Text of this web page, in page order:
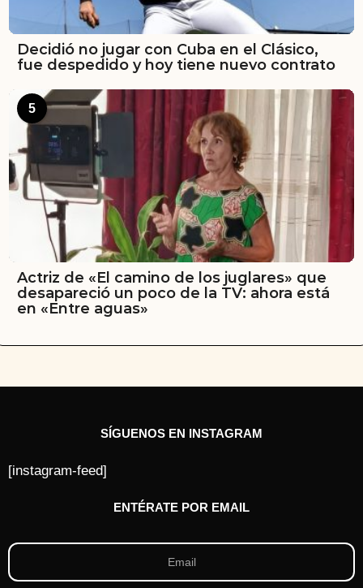
Decidió no jugar con Cuba en el Clásico,
fue despedido y hoy tiene nuevo contrato
5
Actriz de «El camino de los juglares» que
desapareció un poco de la TV: ahora está
en «Entre aguas»
SÍGUENOS EN INSTAGRAM
[instagram-feed]
ENTÉRATE POR EMAIL